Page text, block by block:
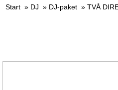
Start » DJ » DJ-paket » TVÅ